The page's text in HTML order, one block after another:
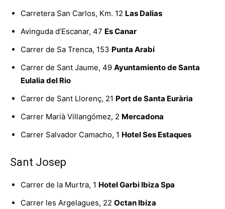
Carretera San Carlos, Km. 12 Las Dalias
Avinguda d’Escanar, 47 Es Canar
Carrer de Sa Trenca, 153 Punta Arabí
Carrer de Sant Jaume, 49 Ayuntamiento de Santa
Eulalia del Rio
Carrer de Sant Llorenç, 21 Port de Santa Eurària
Carrer Marià Villangómez, 2 Mercadona
Carrer Salvador Camacho, 1 Hotel Ses Estaques
Sant Josep
Carrer de la Murtra, 1 Hotel Garbi Ibiza Spa
Carrer les Argelagues, 22 Octan Ibiza